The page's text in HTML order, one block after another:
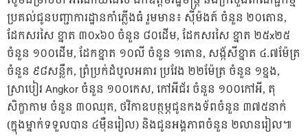
ប្រគល់ជូនបញ្ជាការដ្ឋានកាំភ្លើងធំ រួមមាន៖ ស៊ីម៉ងត៍ ចំនួន ២០តោន,
ដែកសរសៃ ខ្នាត ៣០x៦០ ចំនួន ៨០ដើម, ដែកសរសៃ ខ្នាត ២៥x២៥
ចំនួន ១០០ដើម, ដែកខ្នាត ១០លី ចំនួន ១តោន, សង្ក័សីខ្នាត ៤.៧ម៉ែត្រ
ចំនួន ៩៨សន្លឹក, ព្រំប្រក់ដំបូលអគារ ប្រវែង ២២ម៉ែត្រ ចំនួន ១ខ្នង,
ស្រាបៀរ Angkor ចំនួន ១០០កេស, កៅអីជ័រ ចំនួន ១០០កៅអី, តុ
សិក្ខាកាម ចំនួន ៣០ឈុត, ថវិកាឧបត្ថម្ភជូនកងទ័ពចំនួន ៣៧៥នាក់
(ក្នុងម្នាក់ទទួលបាន ៤ម៉ឺនរៀល) និងជូនអង្គភាពចំនួន ២លានរៀល៕